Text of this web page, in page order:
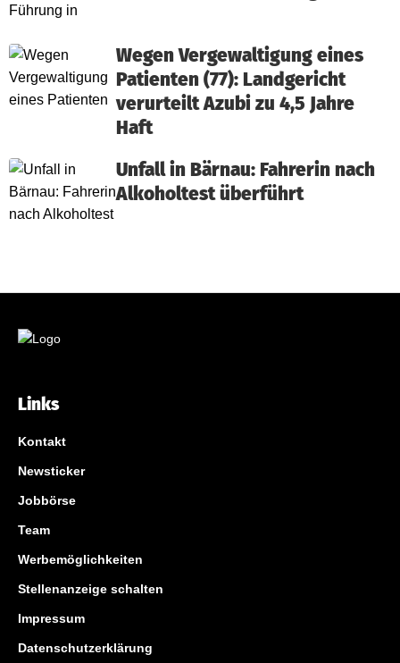
Wegen Vergewaltigung eines
Patienten (77): Landgericht
verurteilt Azubi zu 4,5 Jahre
Haft
Unfall in Bärnau: Fahrerin nach
Alkoholtest überführt
Links
Kontakt
Newsticker
Jobbörse
Team
Werbemöglichkeiten
Stellenanzeige schalten
Impressum
Datenschutzerklärung